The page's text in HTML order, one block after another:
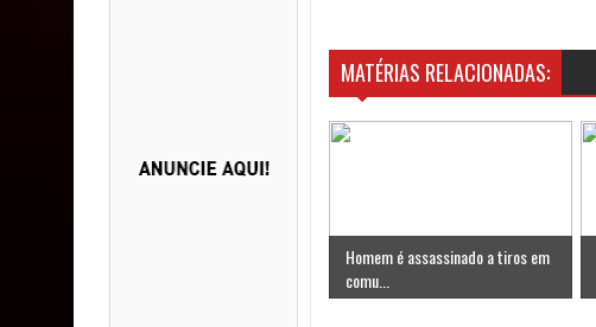
MATÉRIAS RELACIONADAS:
Homem é assassinado a tiros em
comu...